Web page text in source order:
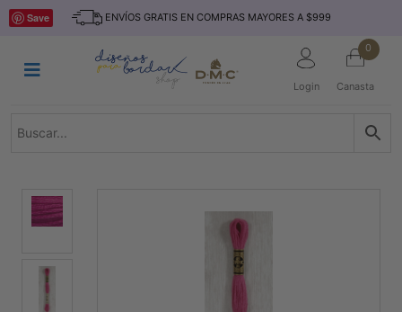
Saltar
ENVÍOS GRATIS EN COMPRAS MAYORES A $999
Login
0
Canasta
INICIO
TEJIDO
TELAS
MARCAS
NOVEDADES
Save